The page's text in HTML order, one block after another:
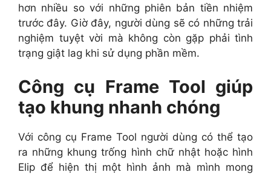
hơn nhiều so với những phiên bản tiền nhiệm
trước đây. Giờ đây, người dùng sẽ có những trải
nghiệm tuyệt vời mà không còn gặp phải tình
trạng giật lag khi sử dụng phần mềm.
Công cụ Frame Tool giúp
tạo khung nhanh chóng
Với công cụ Frame Tool người dùng có thể tạo
ra những khung trống hình chữ nhật hoặc hình
Elip để hiện thị một hình ảnh mà mình mong